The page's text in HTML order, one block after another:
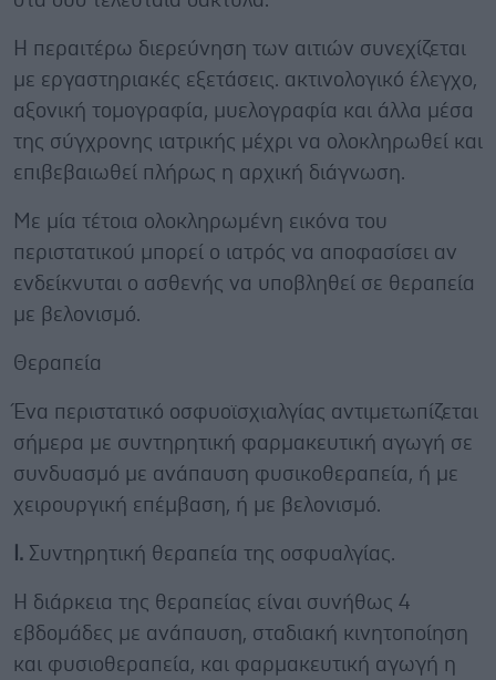
Η περαιτέρω διερεύνηση των αιτιών συνεχίζεται
με εργαστηριακές εξετάσεις. ακτινολογικό έλεγχο,
αξονική τομογραφία, μυελογραφία και άλλα μέσα
της σύγχρονης ιατρικής μέχρι να ολοκληρωθεί και
επιβεβαιωθεί πλήρως η αρχική διάγνωση.
Με μία τέτοια ολοκληρωμένη εικόνα του
περιστατικού μπορεί ο ιατρός να αποφασίσει αν
ενδείκνυται ο ασθενής να υποβληθεί σε θεραπεία
με βελονισμό.
Θεραπεία
Ένα περιστατικό οσφυοϊσχιαλγίας αντιμετωπίζεται
σήμερα με συντηρητική φαρμακευτική αγωγή σε
συνδυασμό με ανάπαυση φυσικοθεραπεία, ή με
χειρουργική επέμβαση, ή με βελονισμό.
Ι. Συντηρητική θεραπεία της οσφυαλγίας.
Η διάρκεια της θεραπείας είναι συνήθως 4
εβδομάδες με ανάπαυση, σταδιακή κινητοποίηση
και φυσιοθεραπεία, και φαρμακευτική αγωγή η